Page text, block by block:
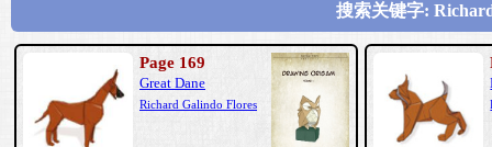
搜索关键字:
Page 169
Great Dane
Richard Galindo Flores